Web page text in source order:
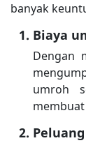
banyak
Biaya
Dengan
umroh